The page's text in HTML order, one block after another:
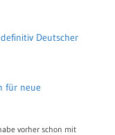
Deutscher
für neue
vorher schon mit